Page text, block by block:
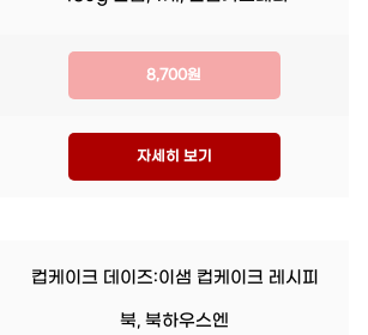
8,700원
자세히 보기
컵케이크 데이즈:이샘 컵케이크 레시피
북, 북하우스엔